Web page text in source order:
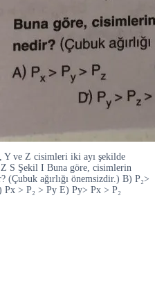
Y ve Z cisimleri iki ayı şekilde
S Şekil I Buna göre, cisimlerin
(Çubuk ağırlığı önemsizdir.) B) P₂>
> P₂ > Py E) Py> Px > P₂